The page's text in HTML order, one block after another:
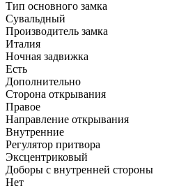
Тип основного замка
Сувальдный
Производитель замка
Италия
Ночная задвижка
Есть
Дополнительно
Сторона открывания
Правое
Направление открывания
Внутренние
Регулятор притвора
Эксцентриковый
Доборы с внутренней стороны
Нет